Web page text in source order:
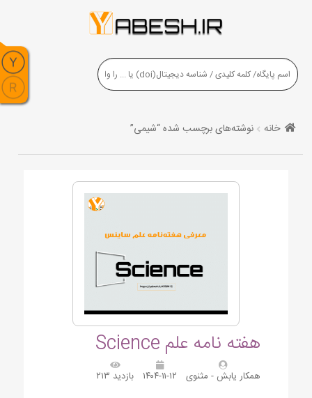
خانه نوشته‌های برچسب شده “شیمی”
هفته نامه علم Science
همکار یابش - مثنوی ۱۴۰۴-۱۱-۱۲ بازدید ۲۱۳